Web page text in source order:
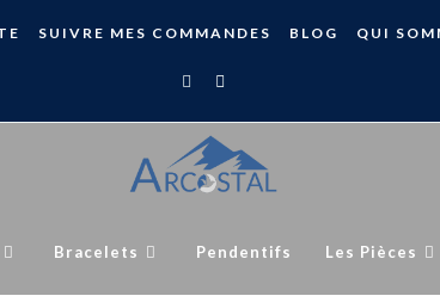
SUIVRE MES COMMANDES BLOG QUI
Bracelets Pendentifs Les Pièces